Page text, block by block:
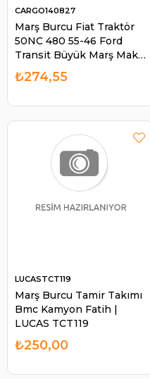
Marş Burcu Fiat Traktör
50NC 480 55-46 Ford
Transit Büyük Marş Mako
Tip | CARGO 140827
CARGO140827
₺274,55
Marş Burcu Tamir Takımı
Bmc Kamyon Fatih |
LUCAS TCT119
LUCASTCT119
₺250,00